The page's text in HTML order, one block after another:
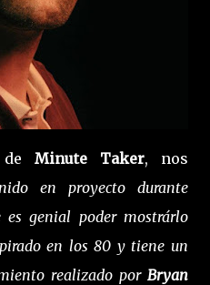
Minute Taker, nos
en proyecto durante
es genial poder mostrárlo
en los 80 y tiene un
realizado por Bryan